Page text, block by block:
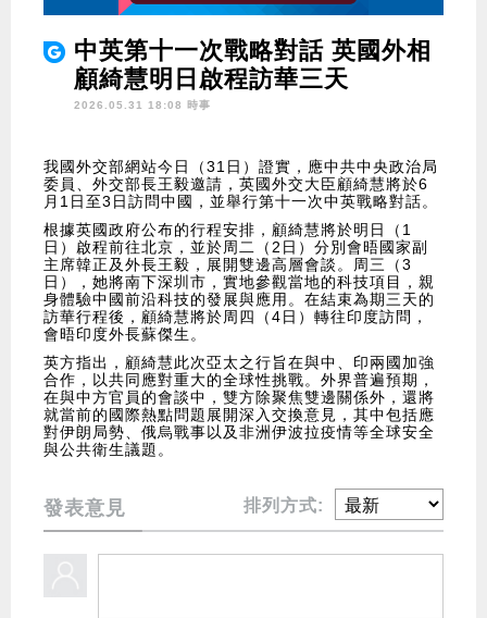
中英第十一次戰略對話 英國外相
顧綺慧明日啟程訪華三天
2026.05.31 18:08 時事
我國外交部網站今日（31日）證實，應中共中央政治局
委員、外交部長王毅邀請，英國外交大臣顧綺慧將於6
月1日至3日訪問中國，並舉行第十一次中英戰略對話。
根據英國政府公布的行程安排，顧綺慧將於明日（1
日）啟程前往北京，並於周二（2日）分別會晤國家副
主席韓正及外長王毅，展開雙邊高層會談。周三（3
日），她將南下深圳市，實地參觀當地的科技項目，親
身體驗中國前沿科技的發展與應用。在結束為期三天的
訪華行程後，顧綺慧將於周四（4日）轉往印度訪問，
會晤印度外長蘇傑生。
英方指出，顧綺慧此次亞太之行旨在與中、印兩國加強
合作，以共同應對重大的全球性挑戰。外界普遍預期，
在與中方官員的會談中，雙方除聚焦雙邊關係外，還將
就當前的國際熱點問題展開深入交換意見，其中包括應
對伊朗局勢、俄烏戰事以及非洲伊波拉疫情等全球安全
與公共衛生議題。
發表意見 排列方式: